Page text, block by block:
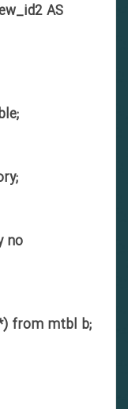
new_id2 AS
no
from mtbl b;